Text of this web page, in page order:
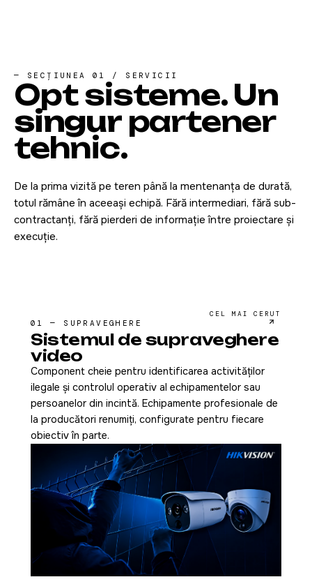
— SECȚIUNEA 01 / SERVICII
Opt sisteme. Un
singurpartener
tehnic.
De la prima vizită pe teren până la mentenanța de durată,
totul rămâne în aceeași echipă. Fără intermediari, fără sub-
contractanți, fără pierderi de informație între proiectare și
execuție.
CEL MAI CERUT
01 — SUPRAVEGHERE
Sistemul de supraveghere
video
Component cheie pentru identificarea activităților
ilegale și controlul operativ al echipamentelor sau
persoanelor din incintă. Echipamente profesionale de
la producători renumiți, configurate pentru fiecare
obiectiv în parte.